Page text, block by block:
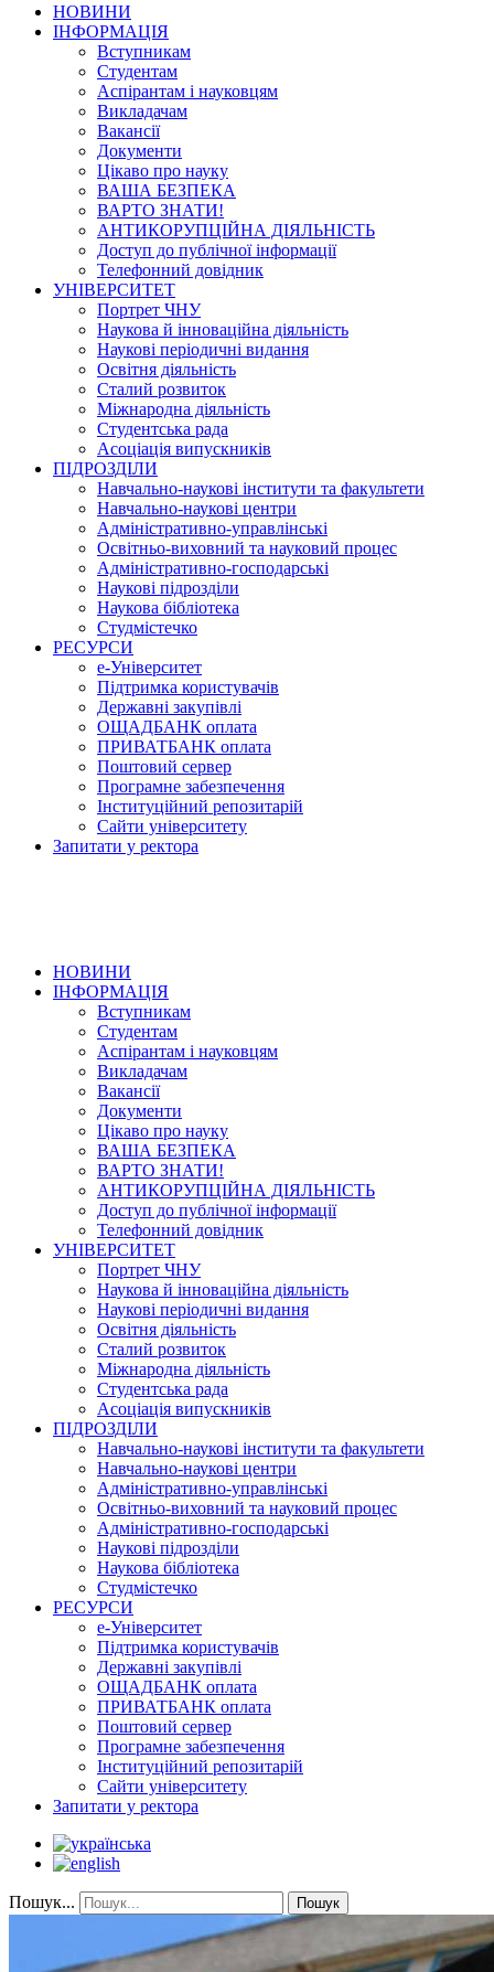
НОВИНИ
ІНФОРМАЦІЯ
Вступникам
Студентам
Аспірантам і науковцям
Викладачам
Вакансії
Документи
Цікаво про науку
ВАША БЕЗПЕКА
ВАРТО ЗНАТИ!
АНТИКОРУПЦІЙНА ДІЯЛЬНІСТЬ
Доступ до публічної інформації
Телефонний довідник
УНІВЕРСИТЕТ
Портрет ЧНУ
Наукова й інноваційна діяльність
Наукові періодичні видання
Освітня діяльність
Сталий розвиток
Міжнародна діяльність
Студентська рада
Асоціація випускників
ПІДРОЗДІЛИ
Навчально-наукові інститути та факультети
Навчально-наукові центри
Адміністративно-управлінські
Освітньо-виховний та науковий процес
Адміністративно-господарські
Наукові підрозділи
Наукова бібліотека
Студмістечко
РЕСУРСИ
е-Університет
Підтримка користувачів
Державні закупівлі
ОЩАДБАНК оплата
ПРИВАТБАНК оплата
Поштовий сервер
Програмне забезпечення
Інституційний репозитарій
Сайти університету
Запитати у ректора
НОВИНИ
ІНФОРМАЦІЯ
Вступникам
Студентам
Аспірантам і науковцям
Викладачам
Вакансії
Документи
Цікаво про науку
ВАША БЕЗПЕКА
ВАРТО ЗНАТИ!
АНТИКОРУПЦІЙНА ДІЯЛЬНІСТЬ
Доступ до публічної інформації
Телефонний довідник
УНІВЕРСИТЕТ
Портрет ЧНУ
Наукова й інноваційна діяльність
Наукові періодичні видання
Освітня діяльність
Сталий розвиток
Міжнародна діяльність
Студентська рада
Асоціація випускників
ПІДРОЗДІЛИ
Навчально-наукові інститути та факультети
Навчально-наукові центри
Адміністративно-управлінські
Освітньо-виховний та науковий процес
Адміністративно-господарські
Наукові підрозділи
Наукова бібліотека
Студмістечко
РЕСУРСИ
е-Університет
Підтримка користувачів
Державні закупівлі
ОЩАДБАНК оплата
ПРИВАТБАНК оплата
Поштовий сервер
Програмне забезпечення
Інституційний репозитарій
Сайти університету
Запитати у ректора
Пошук... Пошук